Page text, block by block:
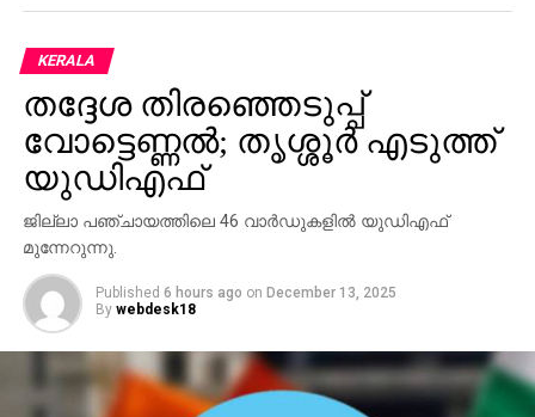
അംഗങ്ങള്‍ മാത്രമാണുളളത്. ഏകദേശം 122 പേരാണ്
യുപിഎയുടെ പിന്നില്‍ അണിനിരക്കുന്നത്.
RELATED TOPICS: RAJYASABHA ELECTION
UP NEXT
കൊല്ലപ്പെടുന്നതിനു മുന്നേ ഷുഹൈബിനെ
പരാമര്‍ശിച്ച് പി.ജയരാജന്റെ എഫ്.ബി പോസ്റ്റ്
DON'T MISS
കളി മുറുകുമ്പോള്‍ ഗോളിക്ക് ദാഹം; ജര്‍മന്‍
ലീഗില്‍ പിറന്നത് വിചിത്ര ഗോള്‍
KERALA
തദ്ദേശ തിരഞ്ഞെടുപ്പ്
വോട്ടെണ്ണല്‍; തൃശ്ശൂര്‍ എടുത്ത്
യുഡിഎഫ്
ജില്ലാ പഞ്ചായത്തിലെ 46 വാര്‍ഡുകളില്‍ യുഡിഎഫ്
മുന്നേറുന്നു.
Published
By